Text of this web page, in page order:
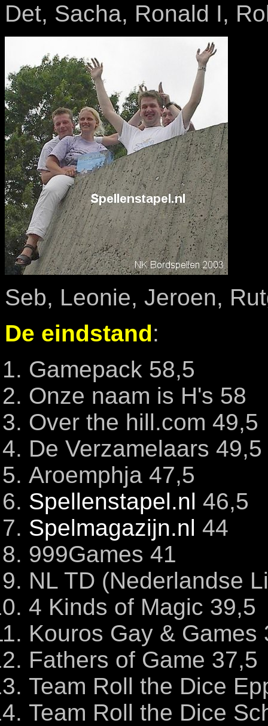
Det, Sacha, Ronald I,
Seb, Leonie, Jeroen,
De eindstand:
Gamepack 58,5
Onze naam is H's 58
Over the hill.com 49,5
De Verzamelaars 49,5
Aroemphja 47,5
Spellenstapel.nl 46,5
Spelmagazijn.nl 44
999Games 41
NL TD (Nederlandse
4 Kinds of Magic 39,5
Kouros Gay & Games
Fathers of Game 37,5
Team Roll the Dice
Team Roll the Dice